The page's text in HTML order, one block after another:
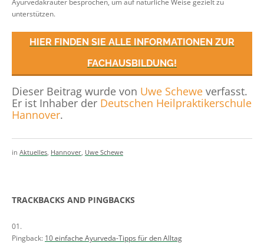
unterstützen.
HIER FINDEN SIE ALLE INFORMATIONEN ZUR
FACHAUSBILDUNG!
Dieser Beitrag wurde von Uwe Schewe verfasst.
Er ist Inhaber der Deutschen Heilpraktikerschule
Hannover.
in Aktuelles Hannover Uwe Schewe
TRACKBACKS AND PINGBACKS
Pingback: 10 einfache Ayurveda-Tipps für den Alltag